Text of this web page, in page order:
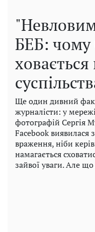
БЕБ: чому
ховається
Ще один дивний
журналісти: у
фотографій Сергія
Facebook виявилася
враження, ніби
намагається
зайвої уваги. Але